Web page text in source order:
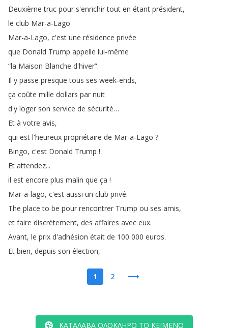
Deuxième truc pour s'enrichir tout en étant président,
le club Mar-a-Lago
Mar-a-Lago, c'est une résidence privée
que Donald Trump appelle lui-même
“la Maison Blanche d'hiver”.
Il y passe presque tous ses week-ends,
ça coûte mille dollars par nuit
d'y loger son service de sécurité…
Et à votre avis,
qui est l'heureux propriétaire de Mar-a-Lago ?
Bingo, c'est Donald Trump !
Et attendez...
il est encore plus malin que ça !
Mar-a-lago, c'est aussi un club privé.
The place to be pour rencontrer Trump ou ses amis,
et faire discrètement, des affaires avec eux.
Avant, le prix d'adhésion était de 100 000 euros.
Et bien, depuis son élection,
1 2
ΚΑΤΆΛΑΒΑ ΟΛΌΚΛΗΡΟ ΤΟ ΚΕΊΜΕΝΟ